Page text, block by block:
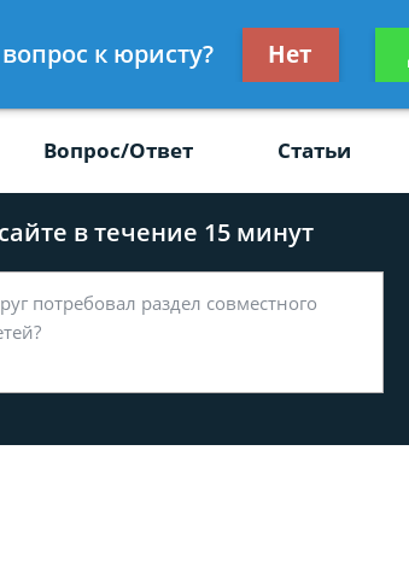
Получите
Вопрос/Ответ Статьи
в течение 15 минут
к юристу? Нет